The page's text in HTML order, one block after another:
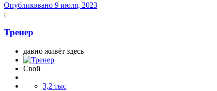
Опубликовано 9 июля, 2023
;
Тренер
давно живёт здесь
Свой
3,2 тыс